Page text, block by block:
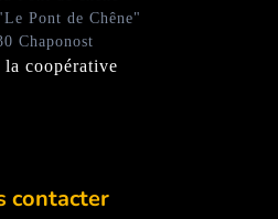
Pont de Chêne"
Chaponost
la coopérative
contacter